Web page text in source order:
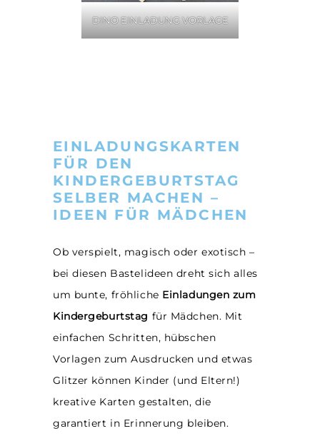
DINO EINLADUNG VORLAGE
EINLADUNGSKARTEN
FÜR DEN
KINDERGEBURTSTAG
SELBER MACHEN –
IDEEN FÜR MÄDCHEN
Ob verspielt, magisch oder exotisch –
bei diesen Bastelideen dreht sich alles
um bunte, fröhliche Einladungen zum
Kindergeburtstag für Mädchen. Mit
einfachen Schritten, hübschen
Vorlagen zum Ausdrucken und etwas
Glitzer können Kinder (und Eltern!)
kreative Karten gestalten, die
garantiert in Erinnerung bleiben.